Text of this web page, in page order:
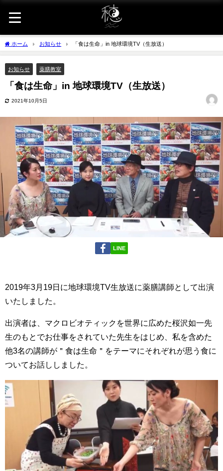
ホーム お知らせ 「食は生命」in 地球環境TV（生放送）
お知らせ 薬膳教室
「食は生命」in 地球環境TV（生放送）
2021年10月5日
LINE
2019年3月19日に地球環境TV生放送に薬膳講師として出演
いたしました。
出演者は、マクロビオティックを世界に広めた桜沢如一先
生のもとでお仕事をされていた先生をはじめ、私を含めた
他3名の講師が＂食は生命＂をテーマにそれぞれが思う食に
ついてお話ししました。